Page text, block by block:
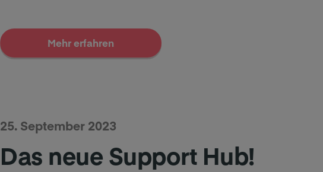
Mehr erfahren
25. September 2023
Das neue Support Hub!